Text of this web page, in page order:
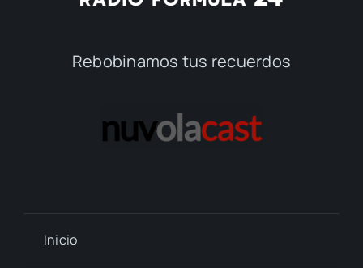
Rebobinamos tus recuerdos
Inicio